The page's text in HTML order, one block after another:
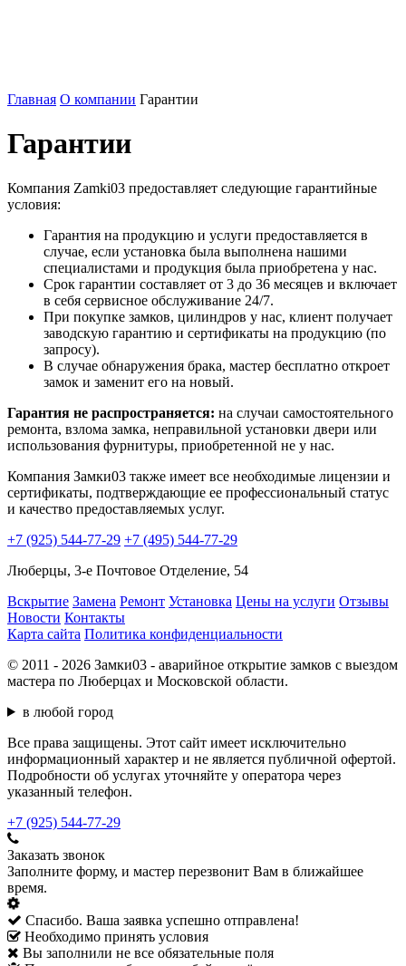
Главная О компании Гарантии
Гарантии
Компания Zamki03 предоставляет следующие гарантийные
условия:
Гарантия на продукцию и услуги предоставляется в
случае, если установка была выполнена нашими
специалистами и продукция была приобретена у нас.
Срок гарантии составляет от 3 до 36 месяцев и включает
в себя сервисное обслуживание 24/7.
При покупке замков, цилиндров у нас, клиент получает
заводскую гарантию и сертификаты на продукцию (по
запросу).
В случае обнаружения брака, мастер бесплатно откроет
замок и заменит его на новый.
Гарантия не распространяется: на случаи самостоятельного
ремонта, взлома замка, неправильной установки двери или
использования фурнитуры, приобретенной не у нас.
Компания Замки03 также имеет все необходимые лицензии и
сертификаты, подтверждающие ее профессиональный статус
и качество предоставляемых услуг.
+7 (925) 544-77-29 +7 (495) 544-77-29
Люберцы, 3-е Почтовое Отделение, 54
Вскрытие Замена Ремонт Установка Цены на услуги Отзывы
Новости Контакты
Карта сайта Политика конфиденциальности
© 2011 - 2026 Замки03 - аварийное открытие замков с выездом
мастера по Люберцах и Московской области.
в любой город
Все права защищены. Этот сайт имеет исключительно
информационный характер и не является публичной офертой.
Подробности об услугах уточняйте у оператора через
указанный телефон.
+7 (925) 544-77-29
Заказать звонок
Заполните форму, и мастер перезвонит Вам в ближайшее
время.
Спасибо. Ваша заявка успешно отправлена!
Необходимо принять условия
Вы заполнили не все обязательные поля